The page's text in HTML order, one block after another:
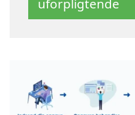
uforpligtende